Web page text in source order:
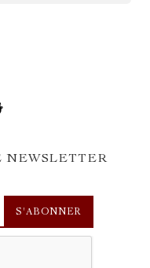
NEWSLETTER